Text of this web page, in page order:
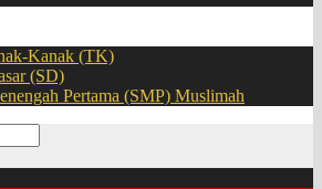
Kanak (TK)
(SD)
Pertama (SMP) Muslimah